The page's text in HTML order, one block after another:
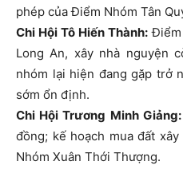
phép của Điểm Nhóm Tân
Chi Hội Tô Hiến Thành: Điểm
Long An, xây nhà nguyện
nhóm lại hiện đang gặp trở
sớm ổn định.
Chi Hội Trương Minh Giảng:
đồng; kế hoạch mua đất
Nhóm Xuân Thới Thượng.